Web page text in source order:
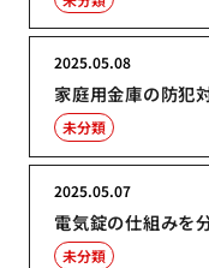
家庭用金庫の防犯
2025.05.08
未分類
電気錠の仕組みを
2025.05.07
未分類